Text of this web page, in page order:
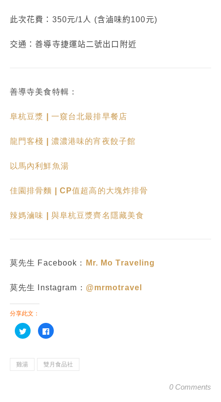
此次花費：350元/1人 (含滷味約100元)
交通：善導寺捷運站二號出口附近
善導寺美食特輯：
阜杭豆漿 | 一窺台北最排早餐店
龍門客棧 | 濃濃港味的宵夜餃子館
以馬內利鮮魚湯
佳園排骨麵 | CP值超高的大塊炸排骨
辣媽滷味 | 與阜杭豆漿齊名隱藏美食
莫先生 Facebook： Mr. Mo Traveling
莫先生 Instagram： @mrmotravel
分享此文：
分
享
窗
按
一
至
雞湯 雙月食品社
0 Comments